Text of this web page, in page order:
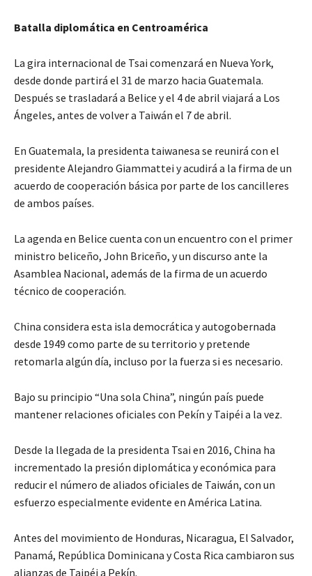
Batalla diplomática en Centroamérica
La gira internacional de Tsai comenzará en Nueva York,
desde donde partirá el 31 de marzo hacia Guatemala.
Después se trasladará a Belice y el 4 de abril viajará a Los
Ángeles, antes de volver a Taiwán el 7 de abril.
En Guatemala, la presidenta taiwanesa se reunirá con el
presidente Alejandro Giammattei y acudirá a la firma de un
acuerdo de cooperación básica por parte de los cancilleres
de ambos países.
La agenda en Belice cuenta con un encuentro con el primer
ministro beliceño, John Briceño, y un discurso ante la
Asamblea Nacional, además de la firma de un acuerdo
técnico de cooperación.
China considera esta isla democrática y autogobernada
desde 1949 como parte de su territorio y pretende
retomarla algún día, incluso por la fuerza si es necesario.
Bajo su principio “Una sola China”, ningún país puede
mantener relaciones oficiales con Pekín y Taipéi a la vez.
Desde la llegada de la presidenta Tsai en 2016, China ha
incrementado la presión diplomática y económica para
reducir el número de aliados oficiales de Taiwán, con un
esfuerzo especialmente evidente en América Latina.
Antes del movimiento de Honduras, Nicaragua, El Salvador,
Panamá, República Dominicana y Costa Rica cambiaron sus
alianzas de Taipéi a Pekín.